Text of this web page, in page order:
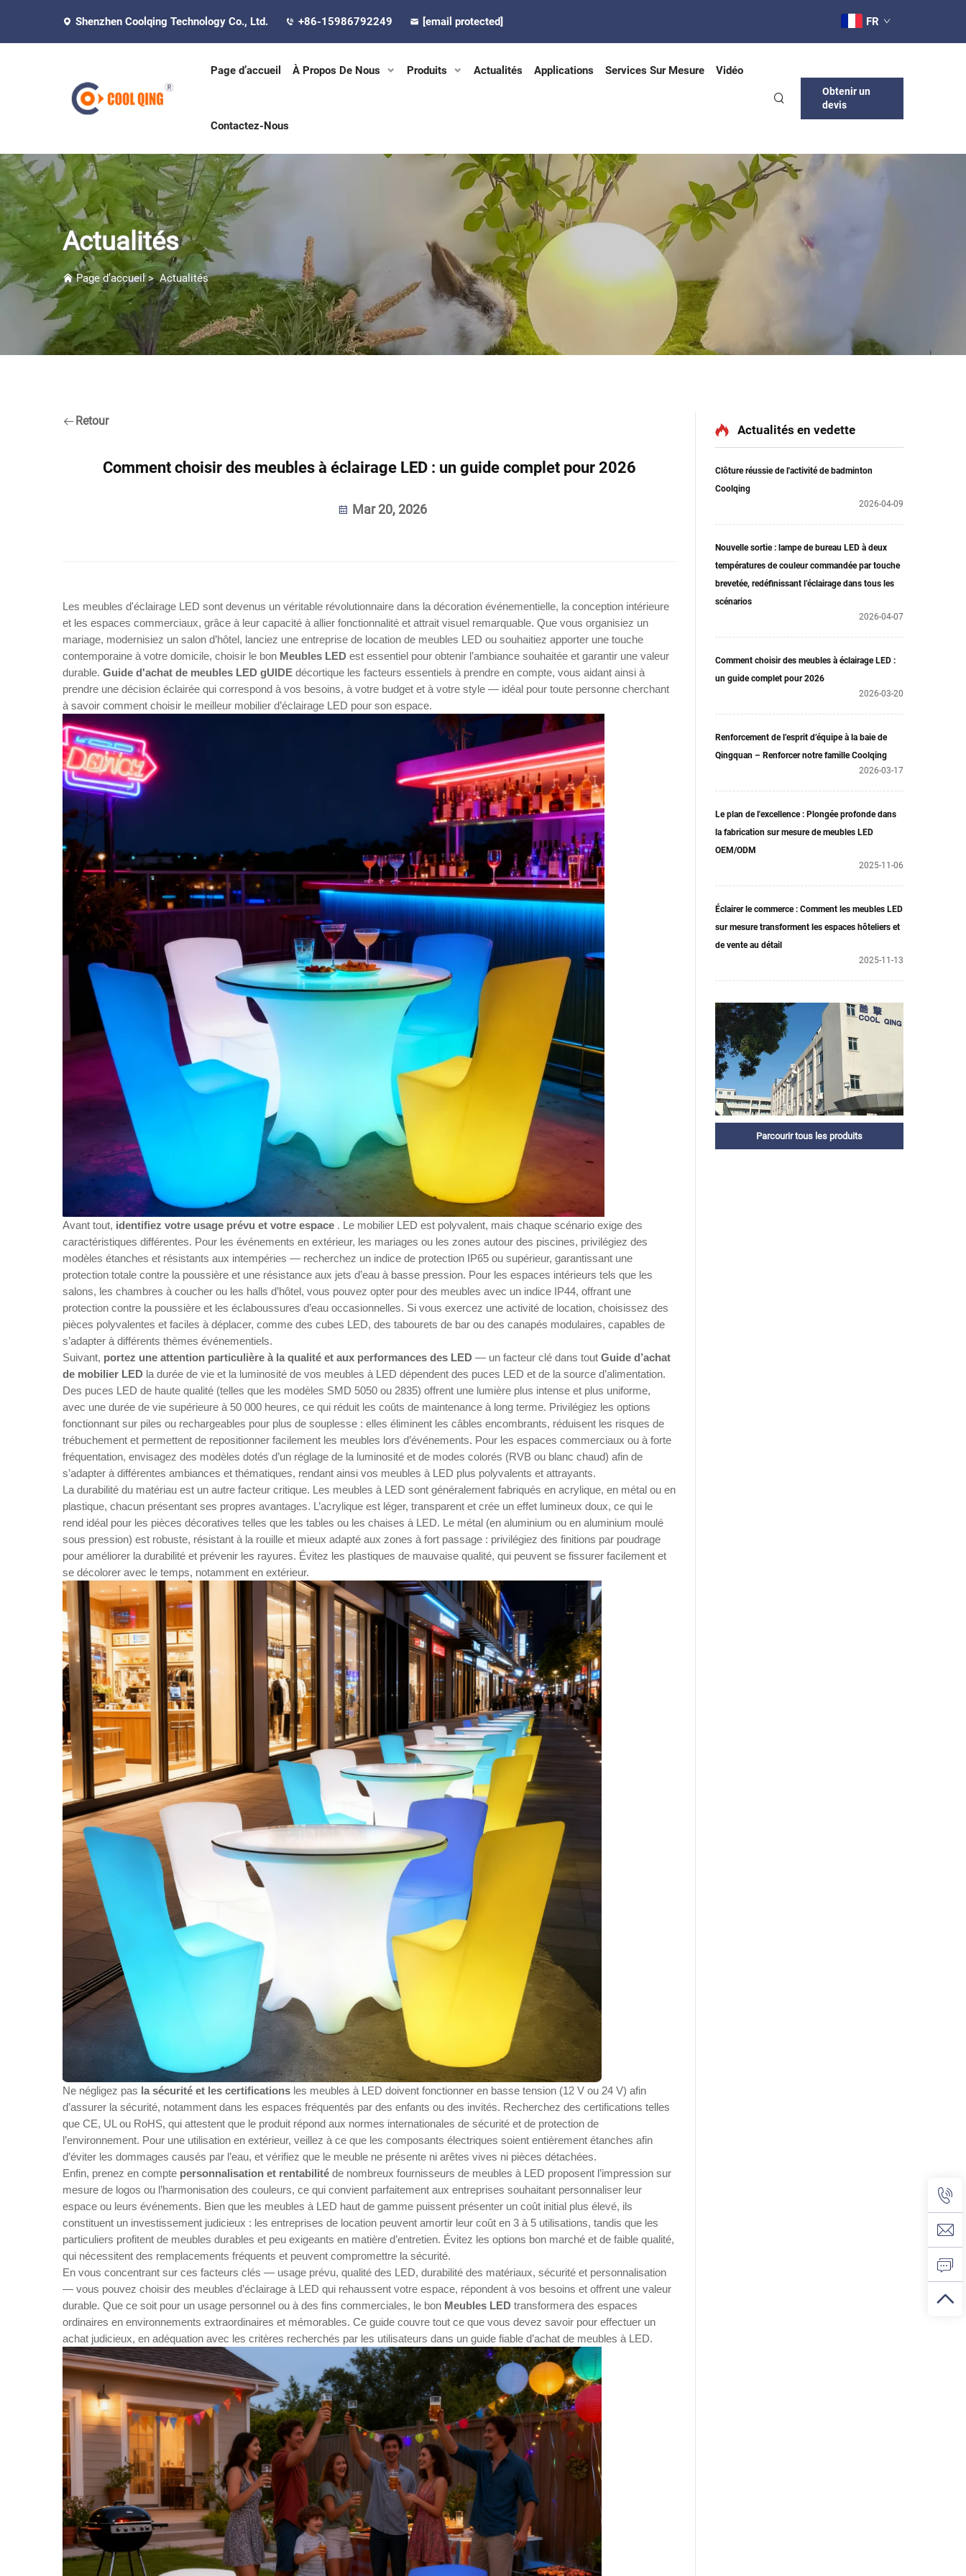
Shenzhen Coolqing Technology Co., Ltd. +86-15986792249 [email protected] FR
Page d’accueil À Propos De Nous Produits Actualités Applications Services Sur Mesure Vidéo
Contactez-Nous
Obtenir un
devis
Actualités
Page d’accueil>Actualités
Retour
Comment choisir des meubles à éclairage LED : un guide complet pour 2026
Mar 20, 2026
Les meubles d'éclairage LED sont devenus un véritable révolutionnaire dans la décoration événementielle, la conception intérieure
et les espaces commerciaux, grâce à leur capacité à allier fonctionnalité et attrait visuel remarquable. Que vous organisiez un
mariage, modernisiez un salon d’hôtel, lanciez une entreprise de location de meubles LED ou souhaitiez apporter une touche
contemporaine à votre domicile, choisir le bon Meubles LED est essentiel pour obtenir l’ambiance souhaitée et garantir une valeur
durable. Guide d'achat de meubles LED gUIDE décortique les facteurs essentiels à prendre en compte, vous aidant ainsi à
prendre une décision éclairée qui correspond à vos besoins, à votre budget et à votre style — idéal pour toute personne cherchant
à savoir comment choisir le meilleur mobilier d’éclairage LED pour son espace.
Avant tout, identifiez votre usage prévu et votre espace . Le mobilier LED est polyvalent, mais chaque scénario exige des
caractéristiques différentes. Pour les événements en extérieur, les mariages ou les zones autour des piscines, privilégiez des
modèles étanches et résistants aux intempéries — recherchez un indice de protection IP65 ou supérieur, garantissant une
protection totale contre la poussière et une résistance aux jets d’eau à basse pression. Pour les espaces intérieurs tels que les
salons, les chambres à coucher ou les halls d’hôtel, vous pouvez opter pour des meubles avec un indice IP44, offrant une
protection contre la poussière et les éclaboussures d’eau occasionnelles. Si vous exercez une activité de location, choisissez des
pièces polyvalentes et faciles à déplacer, comme des cubes LED, des tabourets de bar ou des canapés modulaires, capables de
s’adapter à différents thèmes événementiels.
Suivant, portez une attention particulière à la qualité et aux performances des LED — un facteur clé dans tout Guide d’achat
de mobilier LED la durée de vie et la luminosité de vos meubles à LED dépendent des puces LED et de la source d’alimentation.
Des puces LED de haute qualité (telles que les modèles SMD 5050 ou 2835) offrent une lumière plus intense et plus uniforme,
avec une durée de vie supérieure à 50 000 heures, ce qui réduit les coûts de maintenance à long terme. Privilégiez les options
fonctionnant sur piles ou rechargeables pour plus de souplesse : elles éliminent les câbles encombrants, réduisent les risques de
trébuchement et permettent de repositionner facilement les meubles lors d’événements. Pour les espaces commerciaux ou à forte
fréquentation, envisagez des modèles dotés d’un réglage de la luminosité et de modes colorés (RVB ou blanc chaud) afin de
s’adapter à différentes ambiances et thématiques, rendant ainsi vos meubles à LED plus polyvalents et attrayants.
La durabilité du matériau est un autre facteur critique. Les meubles à LED sont généralement fabriqués en acrylique, en métal ou en
plastique, chacun présentant ses propres avantages. L’acrylique est léger, transparent et crée un effet lumineux doux, ce qui le
rend idéal pour les pièces décoratives telles que les tables ou les chaises à LED. Le métal (en aluminium ou en aluminium moulé
sous pression) est robuste, résistant à la rouille et mieux adapté aux zones à fort passage : privilégiez des finitions par poudrage
pour améliorer la durabilité et prévenir les rayures. Évitez les plastiques de mauvaise qualité, qui peuvent se fissurer facilement et
se décolorer avec le temps, notamment en extérieur.
Ne négligez pas la sécurité et les certifications les meubles à LED doivent fonctionner en basse tension (12 V ou 24 V) afin
d’assurer la sécurité, notamment dans les espaces fréquentés par des enfants ou des invités. Recherchez des certifications telles
que CE, UL ou RoHS, qui attestent que le produit répond aux normes internationales de sécurité et de protection de
l’environnement. Pour une utilisation en extérieur, veillez à ce que les composants électriques soient entièrement étanches afin
d’éviter les dommages causés par l’eau, et vérifiez que le meuble ne présente ni arêtes vives ni pièces détachées.
Enfin, prenez en compte personnalisation et rentabilité de nombreux fournisseurs de meubles à LED proposent l’impression sur
mesure de logos ou l’harmonisation des couleurs, ce qui convient parfaitement aux entreprises souhaitant personnaliser leur
espace ou leurs événements. Bien que les meubles à LED haut de gamme puissent présenter un coût initial plus élevé, ils
constituent un investissement judicieux : les entreprises de location peuvent amortir leur coût en 3 à 5 utilisations, tandis que les
particuliers profitent de meubles durables et peu exigeants en matière d’entretien. Évitez les options bon marché et de faible qualité,
qui nécessitent des remplacements fréquents et peuvent compromettre la sécurité.
En vous concentrant sur ces facteurs clés — usage prévu, qualité des LED, durabilité des matériaux, sécurité et personnalisation
— vous pouvez choisir des meubles d’éclairage à LED qui rehaussent votre espace, répondent à vos besoins et offrent une valeur
durable. Que ce soit pour un usage personnel ou à des fins commerciales, le bon Meubles LED transformera des espaces
ordinaires en environnements extraordinaires et mémorables. Ce guide couvre tout ce que vous devez savoir pour effectuer un
achat judicieux, en adéquation avec les critères recherchés par les utilisateurs dans un guide fiable d’achat de meubles à LED.
Actualités en vedette
Clôture réussie de l'activité de badminton
Coolqing
2026-04-09
Nouvelle sortie : lampe de bureau LED à deux
températures de couleur commandée par touche
brevetée, redéfinissant l’éclairage dans tous les
scénarios
2026-04-07
Comment choisir des meubles à éclairage LED :
un guide complet pour 2026
2026-03-20
Renforcement de l’esprit d’équipe à la baie de
Qingquan – Renforcer notre famille Coolqing
2026-03-17
Le plan de l'excellence : Plongée profonde dans
la fabrication sur mesure de meubles LED
OEM/ODM
2025-11-06
Éclairer le commerce : Comment les meubles LED
sur mesure transforment les espaces hôteliers et
de vente au détail
2025-11-13
Parcourir tous les produits